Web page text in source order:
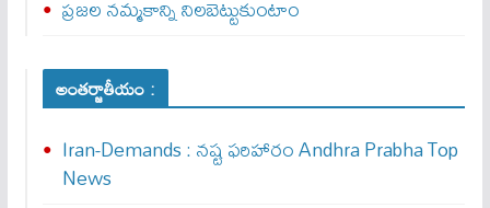
ప్రజల నమ్మకాన్ని నిలబెట్టుకుంటాం
అంతర్జాతీయం :
Iran-Demands : న‌ష్ట ఫ‌రిహారం Andhra Prabha Top
News